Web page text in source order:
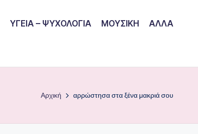
ΥΓΕΙΑ – ΨΥΧΟΛΟΓΙΑ ΜΟΥΣΙΚΗ ΑΛΛΑ
Αρχική αρρώστησα στα ξένα μακριά σου